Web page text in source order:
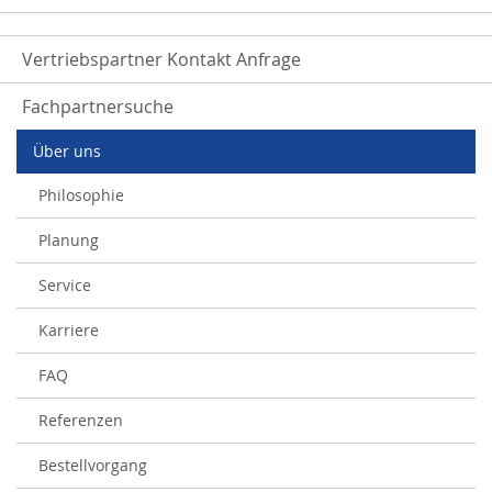
Vertriebspartner Kontakt Anfrage
Fachpartnersuche
Über uns
Philosophie
Planung
Service
Karriere
FAQ
Referenzen
Bestellvorgang